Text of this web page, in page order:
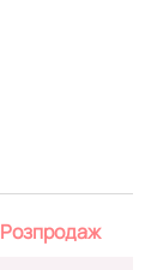
Розпродаж